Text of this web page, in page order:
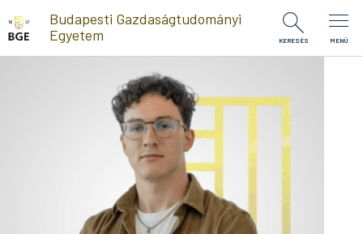
Ugrás a tartalomra
Budapesti Gazdaságtudományi
Egyetem
KERESÉS MENÜ